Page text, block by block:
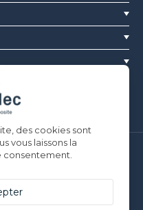
(0)2 97 450 900
des cookies sont
vous laissons la